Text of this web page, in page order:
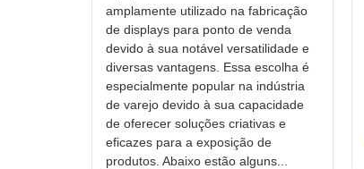
amplamente utilizado na fabricação
de displays para ponto de venda
devido à sua notável versatilidade e
diversas vantagens. Essa escolha é
especialmente popular na indústria
de varejo devido à sua capacidade
de oferecer soluções criativas e
eficazes para a exposição de
produtos. Abaixo estão alguns...